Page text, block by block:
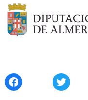
FacebookTwitter